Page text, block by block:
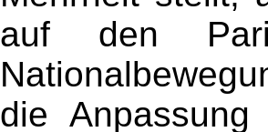
auf den
die